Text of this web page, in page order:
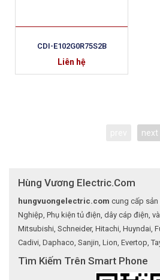
CDI-E102G0R75S2B
Liên hệ
next
Hùng Vương Electric.Com
hungvuongelectric.com cung cấp
Nghiệp, Phụ kiện tủ điện, dây cáp điện,
Mitsubishi, Schneider, Hitachi, Huyndai,
Cadivi, Daphaco, Sanjin, Lion, Evertop,
Tìm Kiếm Trên Smart Phone